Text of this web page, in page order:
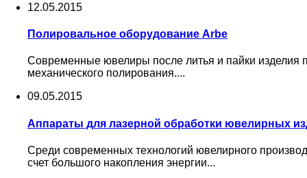
12.05.2015
Полировальное оборудование Arbe
Современные ювелиры после литья и пайки изделия
механического полирования....
09.05.2015
Аппараты для лазерной обработки ювелирных
Среди современных технологий ювелирного
счет большого накопления энергии...